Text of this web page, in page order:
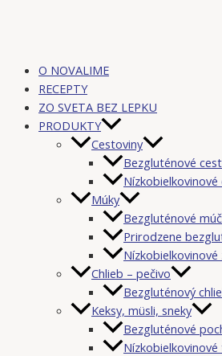
O NOVALIME
RECEPTY
ZO SVETA BEZ LEPKU
PRODUKTY
Cestoviny
Bezgluténové
Múky
Bezgluténové
Prirodzene
Chlieb – pečivo
Bezgluténový
Keksy, müsli, sneky
Bezgluténové